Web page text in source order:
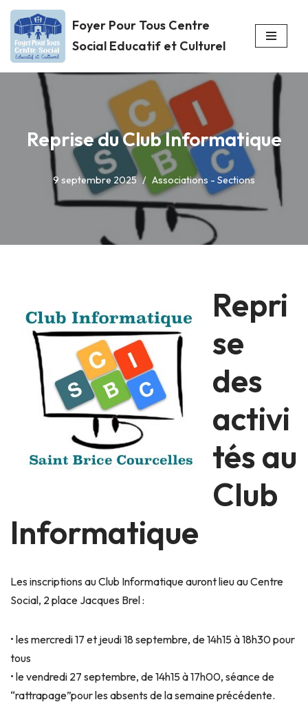
Aller
au
contenu
Foyer Pour Tous Centre
Social Educatif et Culturel
Reprise du Club Informatique
9 septembre 2025 Associations - Sections
Repri
se
des
activi
tés au
Club
Informatique
Les inscriptions au Club Informatique auront lieu au Centre
Social, 2 place Jacques Brel :
• les mercredi 17 et jeudi 18 septembre, de 14h15 à 18h30 pour
tous
• le vendredi 27 septembre, de 14h15 à 17h00, séance de
“rattrapage”pour les absents de la semaine précédente.